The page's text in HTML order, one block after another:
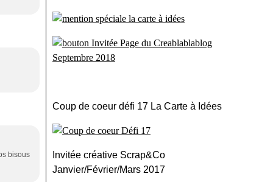
bisous
Coup de coeur défi 17 La Carte à Idées
Invitée créative Scrap&Co
Janvier/Février/Mars 2017